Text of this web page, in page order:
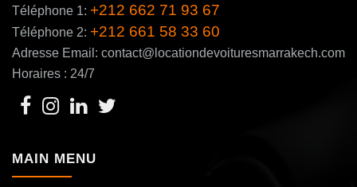
Téléphone 1: +212 662 71 93 67
Téléphone 2: +212 661 58 33 60
Adresse Email: contact@locationdevoituresmarrakech.com
Horaires : 24/7
MAIN MENU